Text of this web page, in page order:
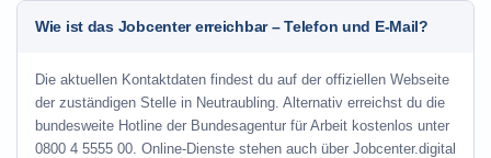
Wie ist das Jobcenter erreichbar – Telefon und E-Mail?
Die aktuellen Kontaktdaten findest du auf der offiziellen Webseite
der zuständigen Stelle in Neutraubling. Alternativ erreichst du die
bundesweite Hotline der Bundesagentur für Arbeit kostenlos unter
0800 4 5555 00. Online-Dienste stehen auch über Jobcenter.digital